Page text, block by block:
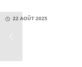
22 AOÛT 2025